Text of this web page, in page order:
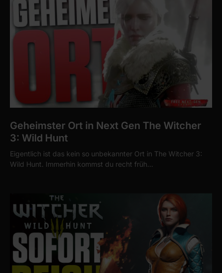
Geheimster Ort in Next Gen The Witcher
3: Wild Hunt
Eigentlich ist das kein so unbekannter Ort in The Witcher 3:
Wild Hunt. Immerhin kommst du recht früh…